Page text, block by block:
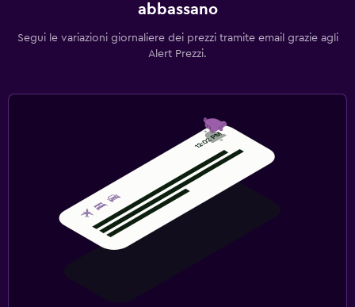
abbassano
Segui le variazioni giornaliere dei prezzi tramite email grazie agli
Alert Prezzi.